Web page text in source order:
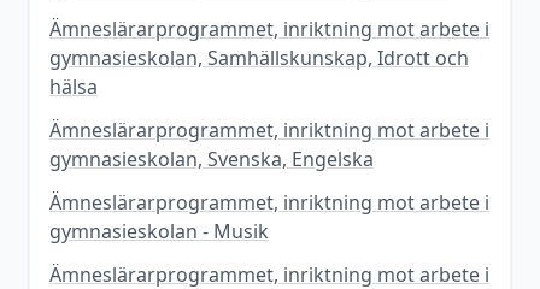
Ämneslärarprogrammet, inriktning mot arbete i
gymnasieskolan, Samhällskunskap, Idrott och
hälsa
Ämneslärarprogrammet, inriktning mot arbete i
gymnasieskolan, Svenska, Engelska
Ämneslärarprogrammet, inriktning mot arbete i
gymnasieskolan - Musik
Ämneslärarprogrammet, inriktning mot arbete i